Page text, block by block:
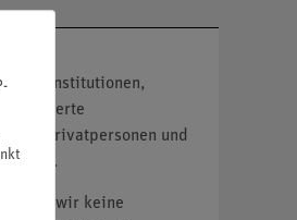
an Institutionen,
an Privatpersonen und
dass wir keine